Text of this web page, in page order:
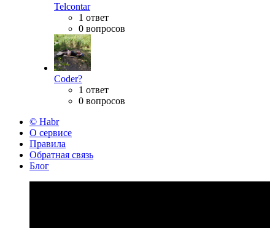
Telcontar
1 ответ
0 вопросов
Coder?
1 ответ
0 вопросов
© Habr
О сервисе
Правила
Обратная связь
Блог